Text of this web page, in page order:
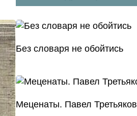
Без словаря не обойтись
Меценаты. Павел Третьяков